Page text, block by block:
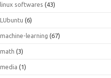
linux softwares (43)
LUbuntu (6)
machine-learning (67)
math (3)
media (1)